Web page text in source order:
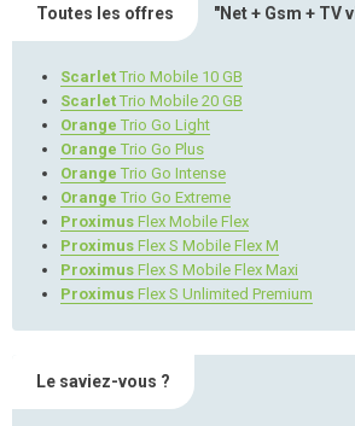
Toutes les offres "Net + Gsm + TV
Scarlet Trio Mobile 10 GB
Scarlet Trio Mobile 20 GB
Orange Trio Go Light
Orange Trio Go Plus
Orange Trio Go Intense
Orange Trio Go Extreme
Proximus Flex Mobile Flex
Proximus Flex S Mobile Flex M
Proximus Flex S Mobile Flex Maxi
Proximus Flex S Unlimited Premium
Le saviez-vous ?